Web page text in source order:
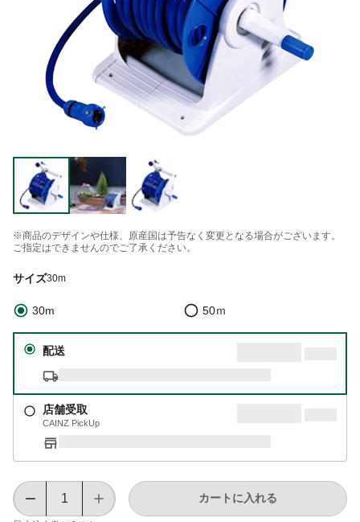
※商品のデザインや仕様、原産国は予告なく変更となる場合がございます。
ご指定はできませんのでご了承ください。
サイズ30m
30m 50ｍ
配送
店舗受取
CAINZ PickUp
カートに入れる